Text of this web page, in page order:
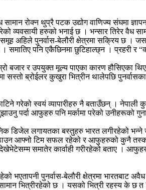
रोक्न थुप्रै पटक उद्योग वाणिज्य संघमा
हरुको भनाई छ । भन्सार तिरेर वैध
अहिले पुनर्वास-बेलौरी क्षेत्रमा सक्रिय छ ।
पनि एकैछिनमा छुटिहाल्छ्न । प्रहरी र
बजार र उपयुक्त मूल्य पाएका कारण
ब्रोईलर कुखुरा भित्रीन थालेपछि
गरेको स्वयं व्यापारीहरु नै बताउँछन् । नेपाली
पर्दा आफुहरु पनि मर्कामा परेको उनीहरूको
डिजेल लगायतका बस्तुहरु भारत लगीरहेको भन्ने
आफ्नो टिम सफल रहेको र आफुहरुको कुनै
समातेर कार्वाही गरीरहेको बताए ।
भएतापनी पुनर्वास-बेलौरी क्षेत्रमा भारतबाट
भित्रीरहेको छ । यसको भित्री रहस्य के